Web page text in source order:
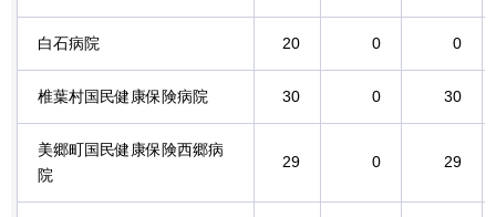
白石病院 20 0 0
椎葉村国民健康保険病院 30 0 30
美郷町国民健康保険西郷病
院
29 0 29